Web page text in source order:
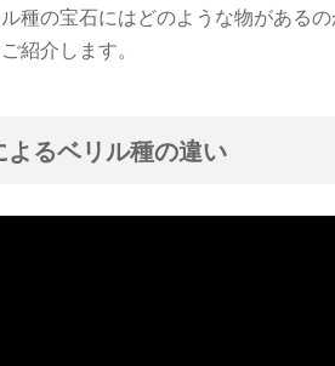
種の宝石にはどのような物がある
紹介します。
よるベリル種の違い